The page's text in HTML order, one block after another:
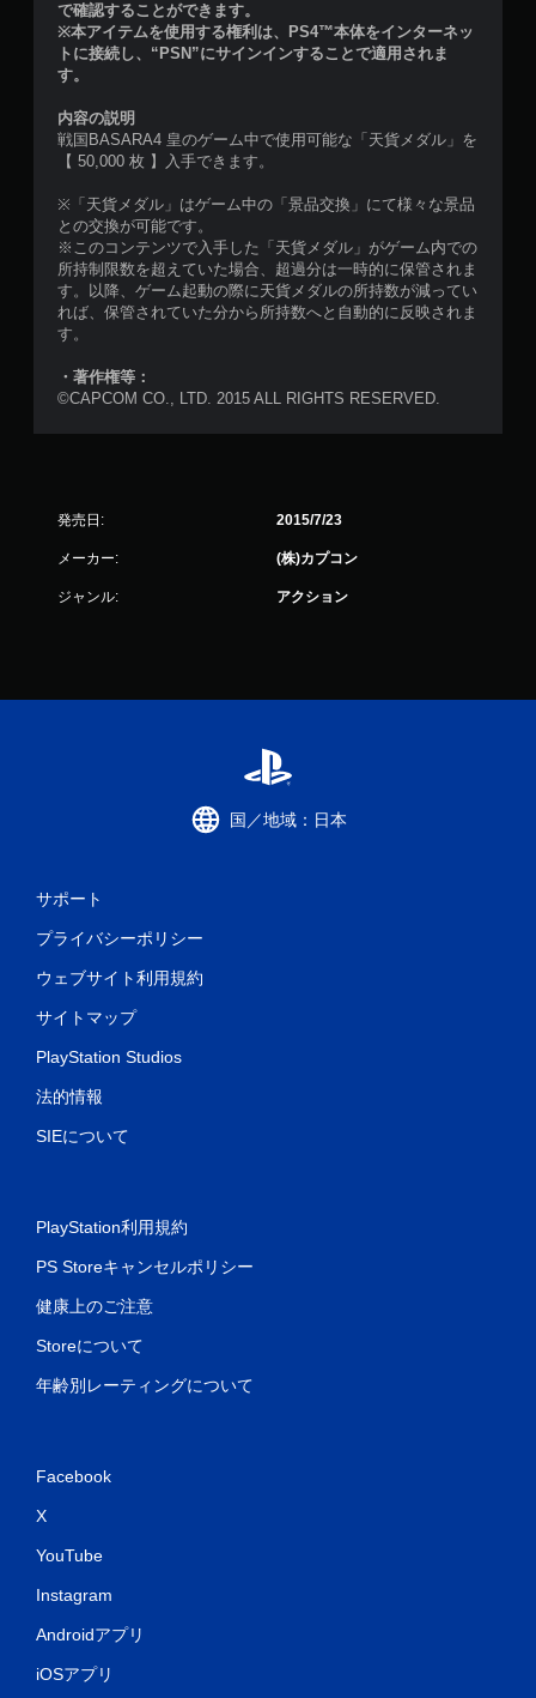
で確認することができます。
※本アイテムを使用する権利は、PS4™本体をインターネッ
トに接続し、“PSN”にサインインすることで適用されま
す。
内容の説明
戦国BASARA4 皇のゲーム中で使用可能な「天貨メダル」を
【 50,000 枚 】入手できます。
※「天貨メダル」はゲーム中の「景品交換」にて様々な景品
との交換が可能です。
※このコンテンツで入手した「天貨メダル」がゲーム内での
所持制限数を超えていた場合、超過分は一時的に保管されま
す。以降、ゲーム起動の際に天貨メダルの所持数が減ってい
れば、保管されていた分から所持数へと自動的に反映されま
す。
・著作権等：
©CAPCOM CO., LTD. 2015 ALL RIGHTS RESERVED.
発売日: 2015/7/23
メーカー: (株)カプコン
ジャンル: アクション
国／地域：日本
サポート
プライバシーポリシー
ウェブサイト利用規約
サイトマップ
PlayStation Studios
法的情報
SIEについて
PlayStation利用規約
PS Storeキャンセルポリシー
健康上のご注意
Storeについて
年齢別レーティングについて
Facebook
X
YouTube
Instagram
Androidアプリ
iOSアプリ